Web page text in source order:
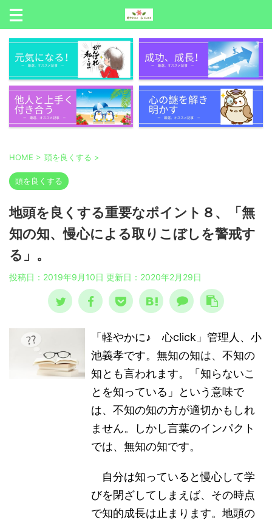
HOME > 頭を良くする >
頭を良くする
地頭を良くする重要なポイント８、「無
知の知、慢心による取りこぼしを警戒す
る」。
投稿日：2019年9月10日 更新日： 2020年2月29日
「軽やかに♪ 心click」管理人、小
池義孝です。無知の知は、不知の
知とも言われます。「知らないこ
とを知っている」という意味で
は、不知の知の方が適切かもしれ
ません。しかし言葉のインパクト
では、無知の知です。
自分は知っていると慢心して学
びを閉ざしてしまえば、その時点
で知的成長は止まります。地頭の